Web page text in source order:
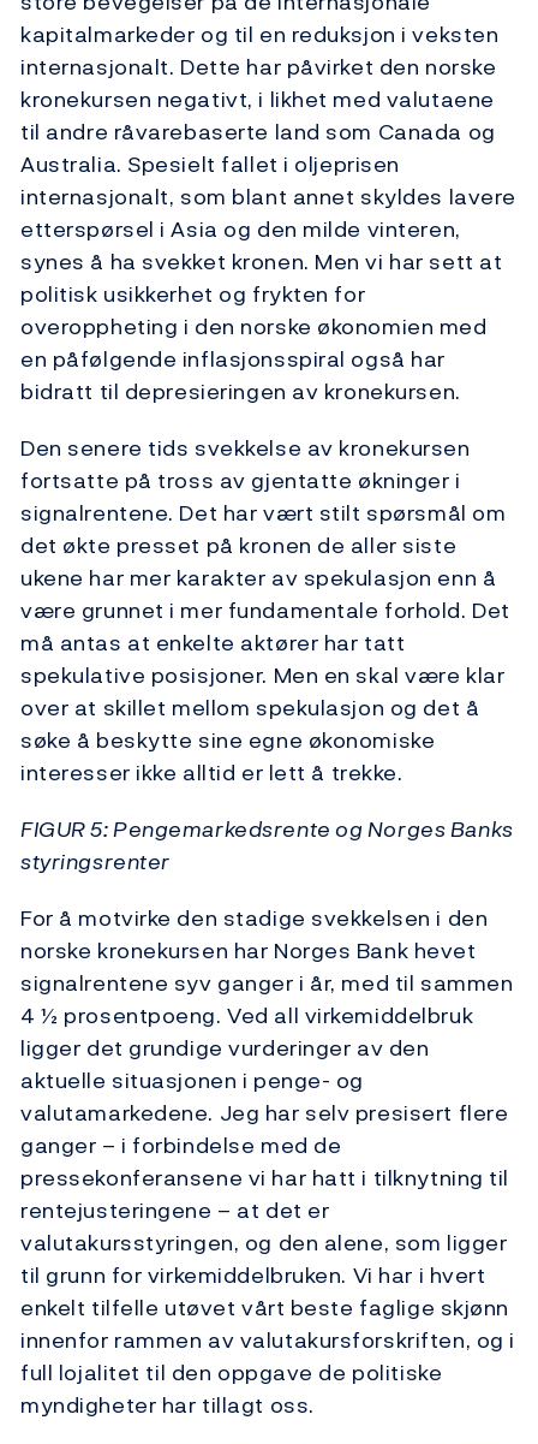
kapitalmarkeder og til en reduksjon i veksten
internasjonalt. Dette har påvirket den norske
kronekursen negativt, i likhet med valutaene
til andre råvarebaserte land som Canada og
Australia. Spesielt fallet i oljeprisen
internasjonalt, som blant annet skyldes lavere
etterspørsel i Asia og den milde vinteren,
synes å ha svekket kronen. Men vi har sett at
politisk usikkerhet og frykten for
overoppheting i den norske økonomien med
en påfølgende inflasjonsspiral også har
bidratt til depresieringen av kronekursen.
Den senere tids svekkelse av kronekursen
fortsatte på tross av gjentatte økninger i
signalrentene. Det har vært stilt spørsmål om
det økte presset på kronen de aller siste
ukene har mer karakter av spekulasjon enn å
være grunnet i mer fundamentale forhold. Det
må antas at enkelte aktører har tatt
spekulative posisjoner. Men en skal være klar
over at skillet mellom spekulasjon og det å
søke å beskytte sine egne økonomiske
interesser ikke alltid er lett å trekke.
FIGUR 5: Pengemarkedsrente og Norges Banks
styringsrenter
For å motvirke den stadige svekkelsen i den
norske kronekursen har Norges Bank hevet
signalrentene syv ganger i år, med til sammen
4 ½ prosentpoeng. Ved all virkemiddelbruk
ligger det grundige vurderinger av den
aktuelle situasjonen i penge- og
valutamarkedene. Jeg har selv presisert flere
ganger – i forbindelse med de
pressekonferansene vi har hatt i tilknytning til
rentejusteringene – at det er
valutakursstyringen, og den alene, som ligger
til grunn for virkemiddelbruken. Vi har i hvert
enkelt tilfelle utøvet vårt beste faglige skjønn
innenfor rammen av valutakursforskriften, og i
full lojalitet til den oppgave de politiske
myndigheter har tillagt oss.